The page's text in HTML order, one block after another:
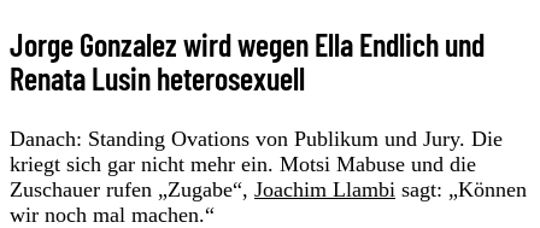
Jorge Gonzalez wird wegen Ella Endlich und
Renata Lusin heterosexuell
Danach: Standing Ovations von Publikum und Jury. Die
kriegt sich gar nicht mehr ein. Motsi Mabuse und die
Zuschauer rufen „Zugabe“, Joachim Llambi sagt: „Können
wir noch mal machen.“